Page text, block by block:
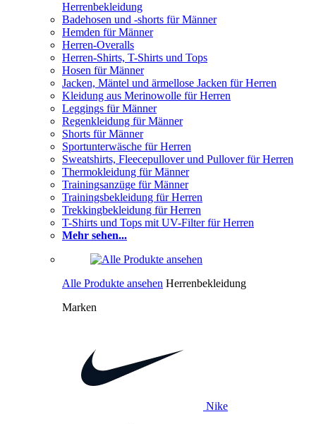
Herrenbekleidung
Badehosen und -shorts für Männer
Hemden für Männer
Herren-Overalls
Herren-Shirts, T-Shirts und Tops
Hosen für Männer
Jacken, Mäntel und ärmellose Jacken für Herren
Kleidung aus Merinowolle für Herren
Leggings für Männer
Regenkleidung für Männer
Shorts für Männer
Sportunterwäsche für Herren
Sweatshirts, Fleecepullover und Pullover für Herren
Thermokleidung für Männer
Trainingsanzüge für Männer
Trainingsbekleidung für Herren
Trekkingbekleidung für Herren
T-Shirts und Tops mit UV-Filter für Herren
Mehr sehen...
Alle Produkte ansehen Herrenbekleidung
Marken
Nike